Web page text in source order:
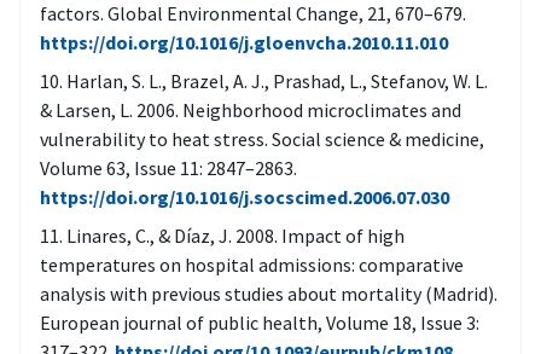
Onko alueen suunnittelun ohjauksessa
(kaavamääräykset, tontinluovutusehdot)
huomioitu helteisiin varautuminen?
factors. Global Environmental Change, 21, 670–679.
https://doi.org/10.1016/j.gloenvcha.2010.11.010
Harlan, S. L., Brazel, A. J., Prashad, L., Stefanov, W. L.
& Larsen, L. 2006. Neighborhood microclimates and
vulnerability to heat stress. Social science & medicine,
Volume 63, Issue 11: 2847–2863.
https://doi.org/10.1016/j.socscimed.2006.07.030
Linares, C., & Díaz, J. 2008. Impact of high
temperatures on hospital admissions: comparative
analysis with previous studies about mortality (Madrid).
European journal of public health, Volume 18, Issue 3: